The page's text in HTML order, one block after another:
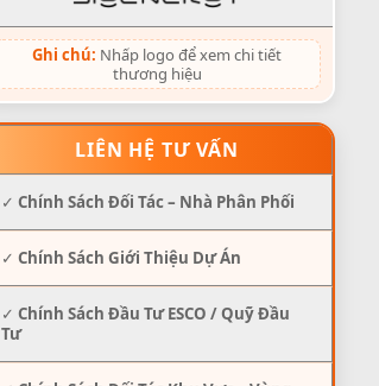
Ghi chú: Nhấp logo để xem chi tiết
thương hiệu
LIÊN HỆ TƯ VẤN
✓ Chính Sách Đối Tác – Nhà Phân Phối
✓ Chính Sách Giới Thiệu Dự Án
✓ Chính Sách Đầu Tư ESCO / Quỹ Đầu
Tư